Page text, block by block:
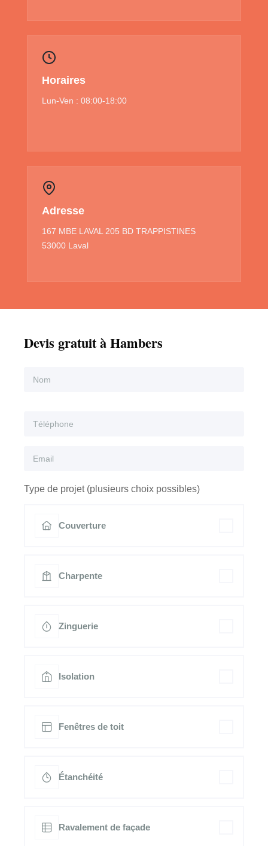
Horaires
Lun-Ven : 08:00-18:00
Adresse
167 MBE LAVAL 205 BD TRAPPISTINES
53000 Laval
Devis gratuit à Hambers
Type de projet (plusieurs choix possibles)
Couverture
Charpente
Zinguerie
Isolation
Fenêtres de toit
Étanchéité
Ravalement de façade